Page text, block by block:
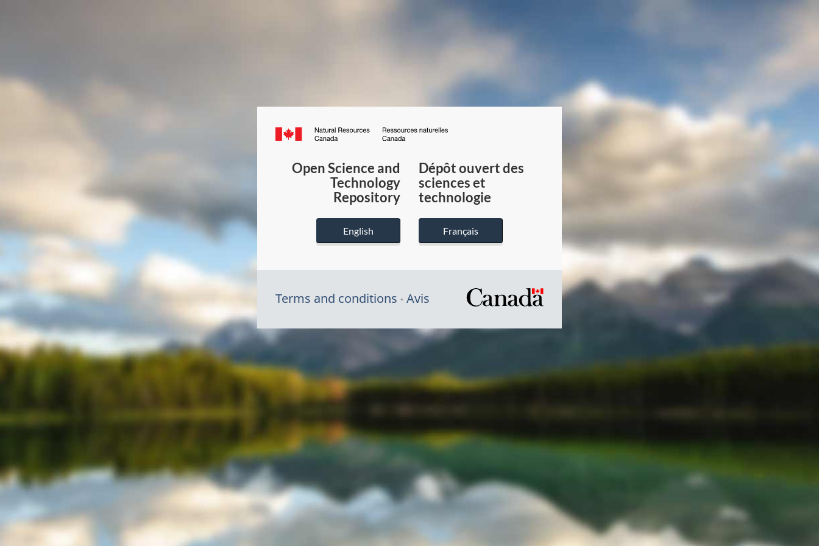
Canada.ca
du
Canada
Open Science and
Technology
Repository
English
Dépôt ouvert des
sciences et
technologie
Français
Terms and conditions Avis
/
gouvernement
du